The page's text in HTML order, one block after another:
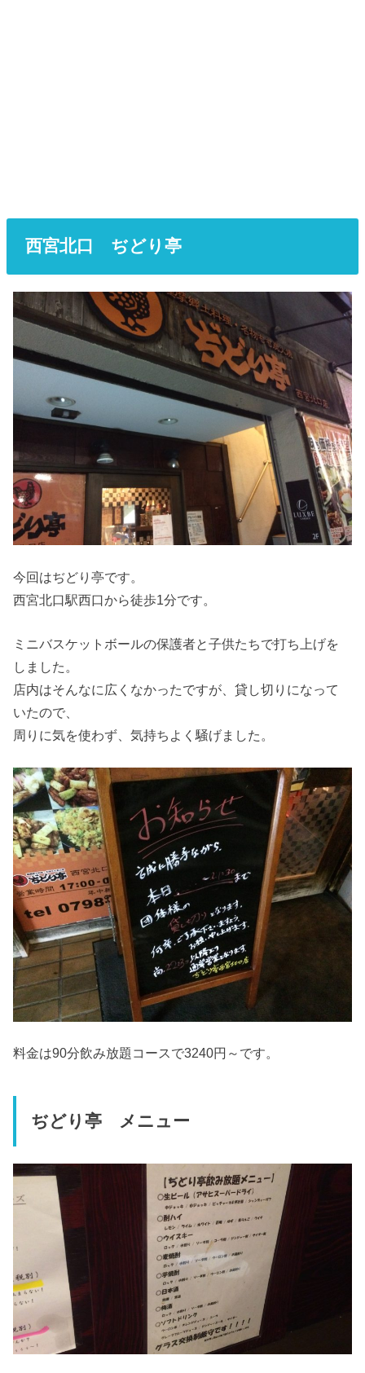
西宮北口 ぢどり亭
今回はぢどり亭です。
西宮北口駅西口から徒歩1分です。
ミニバスケットボールの保護者と子供たちで打ち上げを
しました。
店内はそんなに広くなかったですが、貸し切りになって
いたので、
周りに気を使わず、気持ちよく騒げました。
料金は90分飲み放題コースで3240円～です。
ぢどり亭 メニュー